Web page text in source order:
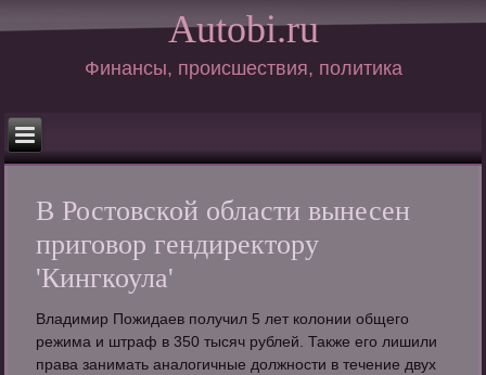
Autobi.ru
Финансы, происшествия, политика
В Ростовской области вынесен
приговор гендиректору
'Кингкоула'
Владимир Пожидаев получил 5 лет колонии общего
режима и штраф в 350 тысяч рублей. Также его лишили
права занимать аналогичные должности в течение двух